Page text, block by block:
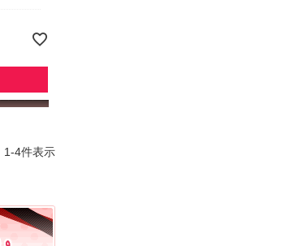
1-4件表示